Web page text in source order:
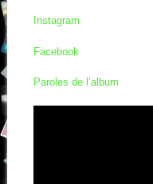
Instagram
Facebook
Paroles de l’album